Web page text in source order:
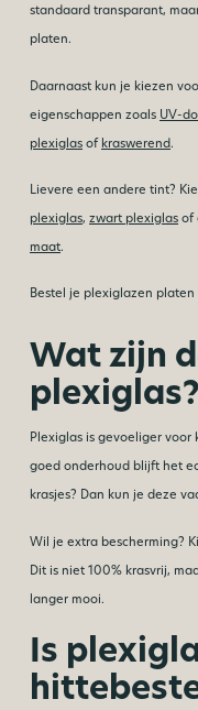
standaard transparant,
platen.
Daarnaast kun je kiezen
eigenschappen zoals UV-
plexiglas of kraswerend.
Lievere een andere tint?
plexiglas,zwart plexiglas of
maat.
Bestel je plexiglazen
Wat zijn
plexiglas?
Plexiglas is gevoeliger
goed onderhoud blijft het
krasjes? Dan kun je deze
Wil je extra bescherming?
Dit is niet 100% krasvrij,
langer mooi.
Is